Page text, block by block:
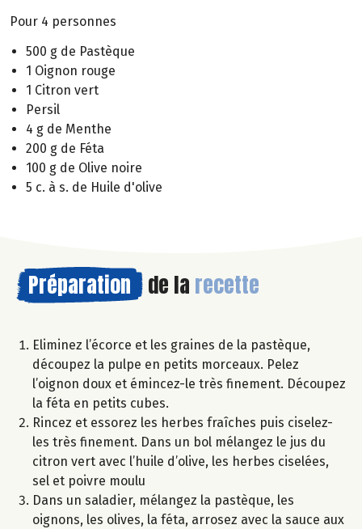
Pour 4 personnes
500 g de Pastèque
1 Oignon rouge
1 Citron vert
Persil
4 g de Menthe
200 g de Féta
100 g de Olive noire
5 c. à s. de Huile d'olive
Préparation de la recette
Eliminez l’écorce et les graines de la pastèque,
découpez la pulpe en petits morceaux. Pelez
l’oignon doux et émincez-le très finement. Découpez
la féta en petits cubes.
Rincez et essorez les herbes fraîches puis ciselez-
les très finement. Dans un bol mélangez le jus du
citron vert avec l’huile d’olive, les herbes ciselées,
sel et poivre moulu
Dans un saladier, mélangez la pastèque, les
oignons, les olives, la féta, arrosez avec la sauce aux